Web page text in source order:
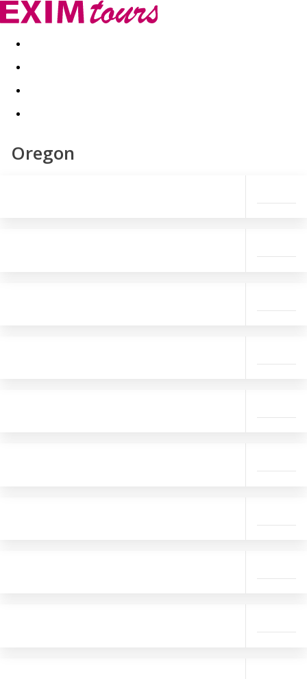
Akční nabídky Last minute
Oregon